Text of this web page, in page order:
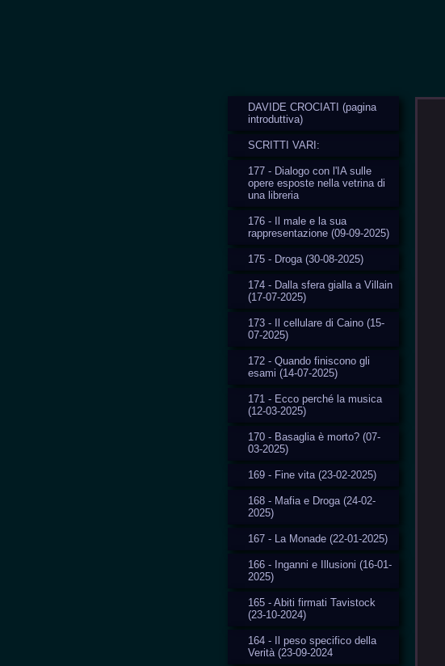
DAVIDE CROCIATI (pagina
introduttiva)
SCRITTI VARI:
177 - Dialogo con l'IA sulle
opere esposte nella vetrina di
una libreria
176 - Il male e la sua
rappresentazione (09-09-2025)
175 - Droga (30-08-2025)
174 - Dalla sfera gialla a Villain
(17-07-2025)
173 - Il cellulare di Caino (15-
07-2025)
172 - Quando finiscono gli
esami (14-07-2025)
171 - Ecco perché la musica
(12-03-2025)
170 - Basaglia è morto? (07-
03-2025)
169 - Fine vita (23-02-2025)
168 - Mafia e Droga (24-02-
2025)
167 - La Monade (22-01-2025)
166 - Inganni e Illusioni (16-01-
2025)
165 - Abiti firmati Tavistock
(23-10-2024)
164 - Il peso specifico della
Verità (23-09-2024